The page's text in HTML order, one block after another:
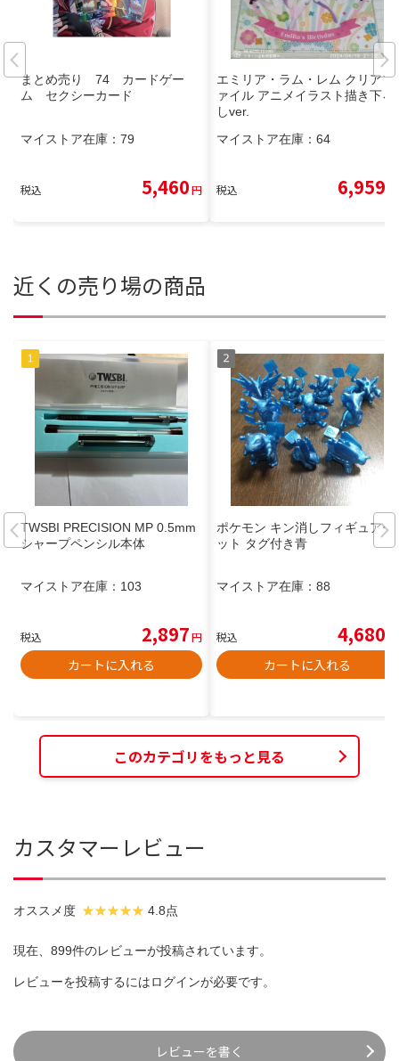
まとめ売り 74 カードゲー
ム セクシーカード
マイストア在庫： 79
税込 5,460円
エミリア・ラム・レム クリアフ
ァイル アニメイラスト描き下ろ
しver.
マイストア在庫： 64
税込 6,959
近くの売り場の商品
TWSBI PRECISION MP 0.5mm
シャープペンシル本体
マイストア在庫： 103
税込 2,897円
カートに入れる
ポケモン キン消しフィギュアセ
ット タグ付き青
マイストア在庫： 88
税込 4,680
カートに入れる
このカテゴリをもっと見る
カスタマーレビュー
オススメ度 4.8点
現在、899件のレビューが投稿されています。
レビューを投稿するにはログインが必要です。
レビューを書く